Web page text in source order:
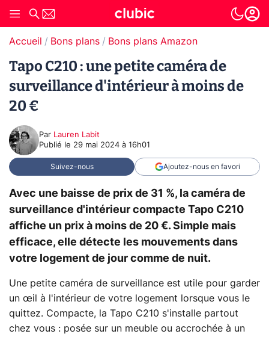
Accueil Bons plans Bons plans Amazon
Tapo C210 : une petite caméra de
surveillance d'intérieur à moins de
20 €
Par Lauren Labit
Publié le 29 mai 2024 à 16h01
Suivez-nous Ajoutez-nous en favori
Avec une baisse de prix de 31 %, la caméra de
surveillance d'intérieur compacte Tapo C210
affiche un prix à moins de 20 €. Simple mais
efficace, elle détecte les mouvements dans
votre logement de jour comme de nuit.
Une petite caméra de surveillance est utile pour garder
un œil à l'intérieur de votre logement lorsque vous le
quittez. Compacte, la Tapo C210 s'installe partout
chez vous : posée sur un meuble ou accrochée à un